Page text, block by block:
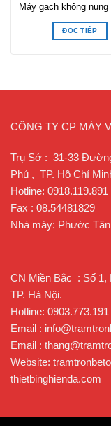
Máy gạch không nung
ĐỌC TIẾP
CÔNG TY CP MÁY
Trụ Sở : 31-33
Phú , TP. Hồ Chí
Hotline:
Fax : 08.54481829
Nhà máy: Phước
CN Miền Bắc : Số 1,
TP. Hà Nội.
Hotline:
Email :
Email :
Website:
thietbinghienda.com